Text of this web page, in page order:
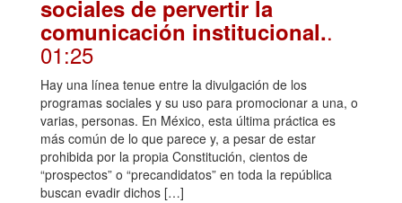
sociales de pervertir la
comunicación institucional..
01:25
Hay una línea tenue entre la divulgación de los
programas sociales y su uso para promocionar a una, o
varias, personas. En México, esta última práctica es
más común de lo que parece y, a pesar de estar
prohibida por la propia Constitución, cientos de
“prospectos” o “precandidatos” en toda la república
buscan evadir dichos […]